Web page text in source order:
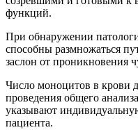
функций.
При обнаружении
способны размножаться
заслон от проникновения
Число моноцитов в крови
проведения общего
указывают
пациента.